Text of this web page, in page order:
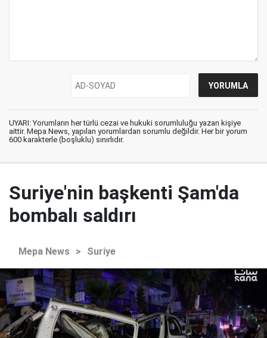
UYARI: Yorumların her türlü cezai ve hukuki sorumluluğu yazan kişiye
aittir. Mepa News, yapılan yorumlardan sorumlu değildir. Her bir yorum
600 karakterle (boşluklu) sınırlıdır.
Suriye'nin başkenti Şam'da
bombalı saldırı
Mepa News > Suriye